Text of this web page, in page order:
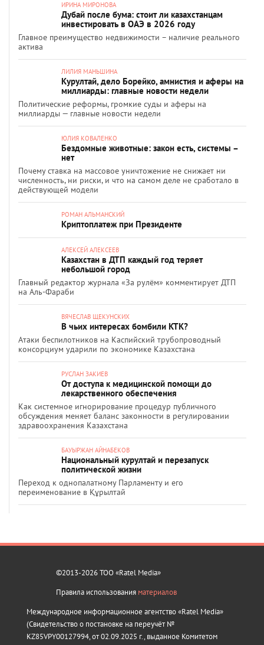
ИРИНА МИРОНОВА
Дубай после бума: стоит ли казахстанцам
инвестировать в ОАЭ в 2026 году
Главное преимущество недвижимости – наличие реального
актива
ЛИЛИЯ МАНЬШИНА
Курултай, дело Борейко, амнистия и аферы на
миллиарды: главные новости недели
Политические реформы, громкие суды и аферы на
миллиарды — главные новости недели
ЮЛИЯ КОВАЛЕНКО
Бездомные животные: закон есть, системы –
нет
Почему ставка на массовое уничтожение не снижает ни
численность, ни риски, и что на самом деле не сработало в
действующей модели
РОМАН АЛЬМАНСКИЙ
Криптоплатеж при Президенте
АЛЕКСЕЙ АЛЕКСЕЕВ
Казахстан в ДТП каждый год теряет
небольшой город
Главный редактор журнала «За рулём» комментирует ДТП
на Аль-Фараби
ВЯЧЕСЛАВ ЩЕКУНСКИХ
В чьих интересах бомбили КТК?
Атаки беспилотников на Каспийский трубопроводный
консорциум ударили по экономике Казахстана
РУСЛАН ЗАКИЕВ
От доступа к медицинской помощи до
лекарственного обеспечения
Как системное игнорирование процедур публичного
обсуждения меняет баланс законности в регулировании
здравоохранения Казахстана
БАУЫРЖАН АЙНАБЕКОВ
Национальный курултай и перезапуск
политической жизни
Переход к однопалатному Парламенту и его
переименование в Құрылтай
©2013-2026 ТОО «Ratel Media»
Правила использования материалов
Международное информационное агентство «Ratel Media»
(Свидетельство о постановке на переучёт №
KZ85VPY00127994, от 02.09.2025 г., выданное Комитетом